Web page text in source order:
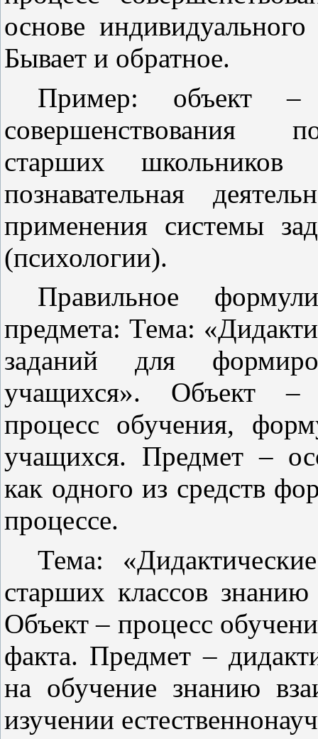
основе
Бывает и обратное.
Пример: объект –
совершенствования
старших школьников
познавательная
применения системы
(психологии).
Правильное
предмета: Тема:
заданий для
учащихся». Объект –
процесс обучения,
учащихся. Предмет –
как одного из средств
процессе.
Тема:
старших классов
Объект – процесс
факта. Предмет –
на обучение знанию
изучении